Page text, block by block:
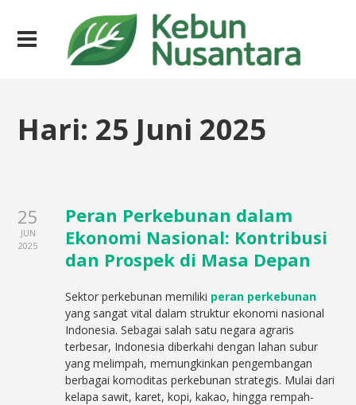
Hari: 25 Juni 2025
25
JUN
2025
Peran Perkebunan dalam
Ekonomi Nasional: Kontribusi
dan Prospek di Masa Depan
Sektor perkebunan memiliki peran perkebunan
yang sangat vital dalam struktur ekonomi nasional
Indonesia. Sebagai salah satu negara agraris
terbesar, Indonesia diberkahi dengan lahan subur
yang melimpah, memungkinkan pengembangan
berbagai komoditas perkebunan strategis. Mulai dari
kelapa sawit, karet, kopi, kakao, hingga rempah-